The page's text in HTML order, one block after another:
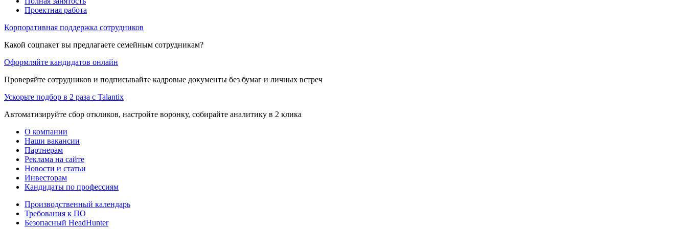
Проектная работа
Корпоративная поддержка сотрудников
Какой соцпакет вы предлагаете семейным сотрудникам?
Оформляйте кандидатов онлайн
Проверяйте сотрудников и подписывайте кадровые документы без бумаг и личных встреч
Ускорьте подбор в 2 раза с Talantix
Автоматизируйте сбор откликов, настройте воронку, собирайте аналитику в 2 клика
О компании
Наши вакансии
Партнерам
Реклама на сайте
Новости и статьи
Инвесторам
Кандидаты по профессиям
Производственный календарь
Требования к ПО
Безопасный HeadHunter